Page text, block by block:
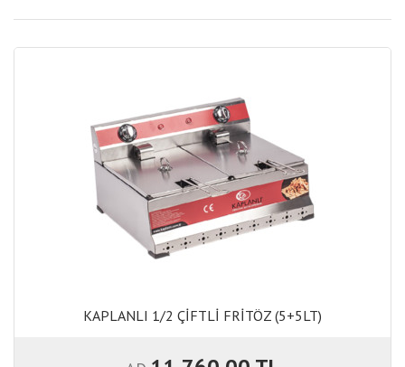
KAPLANLI 1/2 ÇİFTLİ FRİTÖZ (5+5LT)